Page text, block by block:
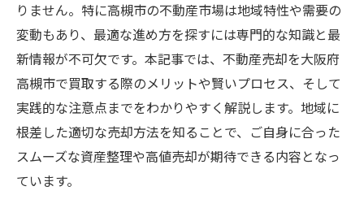
りません。特に高槻市の不動産市場は地域特性や需要の
変動もあり、最適な進め方を探すには専門的な知識と最
新情報が不可欠です。本記事では、不動産売却を大阪府
高槻市で買取する際のメリットや賢いプロセス、そして
実践的な注意点までをわかりやすく解説します。地域に
根差した適切な売却方法を知ることで、ご自身に合った
スムーズな資産整理や高値売却が期待できる内容となっ
ています。